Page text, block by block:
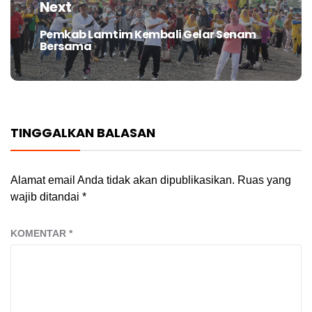
Next
Next
post:
Pemkab Lamtim Kembali Gelar Senam
Bersama
TINGGALKAN BALASAN
Alamat email Anda tidak akan dipublikasikan. Ruas yang
wajib ditandai *
KOMENTAR *